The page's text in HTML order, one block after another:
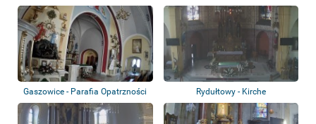
Gaszowice - Parafia Opatrzności
Bożej
Rydułtowy - Kirche